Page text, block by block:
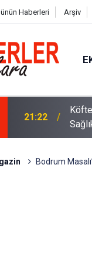
Haberleri Arşiv
12:33
Bodrum